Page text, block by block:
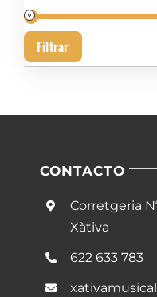
Filtrar
CONTACTO
Corretgeria
Xàtiva
622 633 783